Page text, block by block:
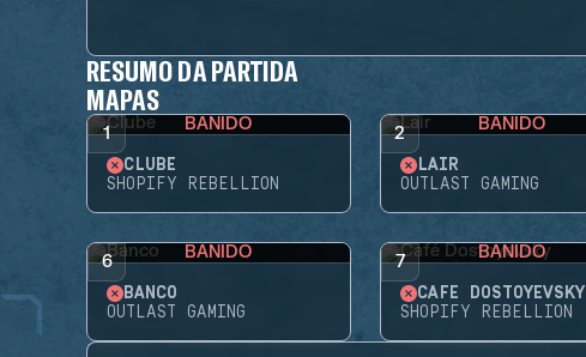
RESUMO DA PARTIDA
MAPAS
1 BANIDO
CLUBE
SHOPIFY REBELLION
2 BANIDO
LAIR
OUTLAST GAMING
6 BANIDO
BANCO
OUTLAST GAMING
7 BANIDO
CAFÉ DOSTOYEVSKY
SHOPIFY REBELLION